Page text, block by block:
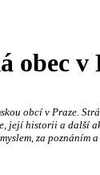
obec v
obcí v Praze.
její historii a další
za poznáním